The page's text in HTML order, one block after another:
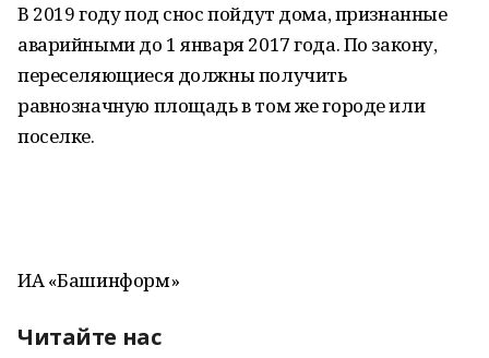
В 2019 году под снос пойдут дома, признанные
аварийными до 1 января 2017 года. По закону,
переселяющиеся должны получить
равнозначную площадь в том же городе или
поселке.
ИА «Башинформ»
Читайте нас